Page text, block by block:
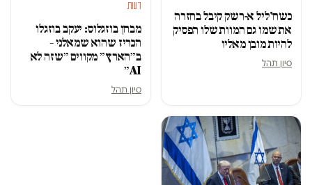
כשח'ליל א-רשק קיבל בחזרה
את שמו גם המוות שלו הפסיק
להיות מובן מאליו
סיון תהל
דעות
מבחן בוזגלוס: יעקב בוזגלו
הכריז שהוא שמאלני –
ב״הארץ״ מקווים ״שזה לא
AI״
סיון תהל